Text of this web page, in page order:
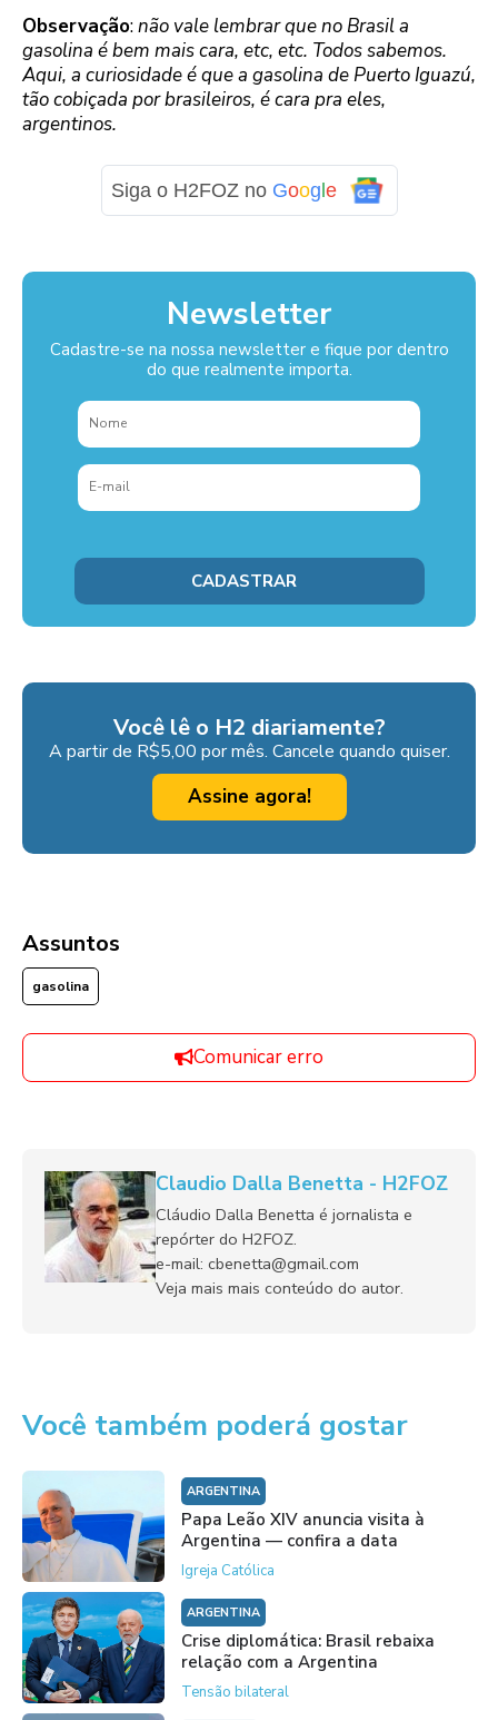
Observação:não vale lembrar que no Brasil a
gasolina é bem mais cara, etc, etc. Todos sabemos.
Aqui, a curiosidade é que a gasolina de Puerto Iguazú,
tão cobiçada por brasileiros, é cara pra eles,
argentinos.
Siga o H2FOZ no Goog e
Newsletter
Cadastre-se na nossa newsletter e fique por dentro
do que realmente importa.
Você lê o H2 diariamente?
A partir de R$5,00 por mês. Cancele quando quiser.
Assine agora!
Assuntos
gasolina
Comunicar erro
Claudio Dalla Benetta - H2FOZ
Cláudio Dalla Benetta é jornalista e
repórter do H2FOZ.
e-mail: cbenetta@gmail.com
Veja mais mais conteúdo do autor.
Você também poderá gostar
ARGENTINA
Papa Leão XIV anuncia visita à
Argentina — confira a data
Igreja Católica
ARGENTINA
Crise diplomática: Brasil rebaixa
relação com a Argentina
Tensão bilateral